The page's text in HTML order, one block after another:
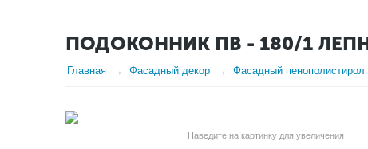
ПОДОКОННИК ПВ - 180/1
Главная Фасадный декор Фасадный пенополистирол
Наведите на картинку для увеличения